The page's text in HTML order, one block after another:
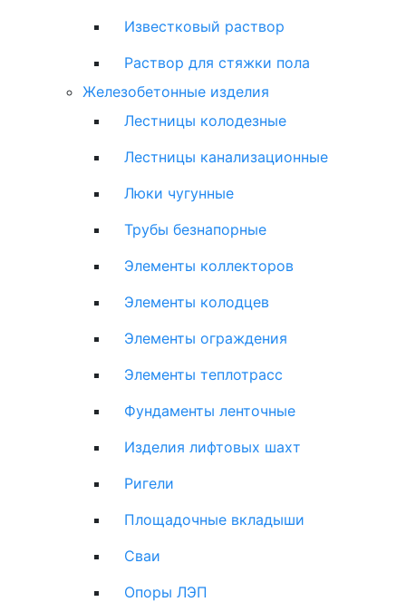
Известковый раствор
Раствор для стяжки пола
Железобетонные изделия
Лестницы колодезные
Лестницы канализационные
Люки чугунные
Трубы безнапорные
Элементы коллекторов
Элементы колодцев
Элементы ограждения
Элементы теплотрасс
Фундаменты ленточные
Изделия лифтовых шахт
Ригели
Площадочные вкладыши
Сваи
Опоры ЛЭП